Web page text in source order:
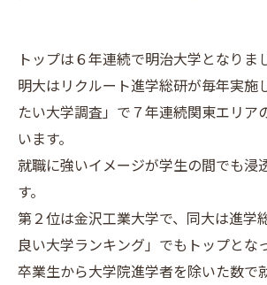
トップは６年連続で明治大学となりま
明大はリクルート進学総研が毎年実施
たい大学調査」で７年連続関東エリア
います。
就職に強いイメージが学生の間でも浸
す。
第２位は金沢工業大学で、同大は進学
良い大学ランキング」でもトップとな
卒業生から大学院進学者を除いた数で